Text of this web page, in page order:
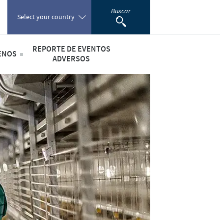
Select your country
Poland
Portugal
Romania
Russia
South Africa
Spain
Buscar
de Contacto
REPORTE DE EVENTOS
ADVERSOS
Farmacovigilancia